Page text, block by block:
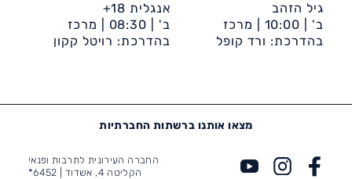
גיל הזהב
ב' | 10:00 |
מרכז
קהילתי קן מלכה (רובע
בהדרכת: ורד קופל
אנגלית 18+
ב' | 08:30 |
מרכז
קהילתי אחווה
בהדרכת: רויטל קקון
מצאו אותנו ברשתות החברתיות
החברה העירונית לתרבות ופנאי
הקליטה 4, אשדוד |
6452*